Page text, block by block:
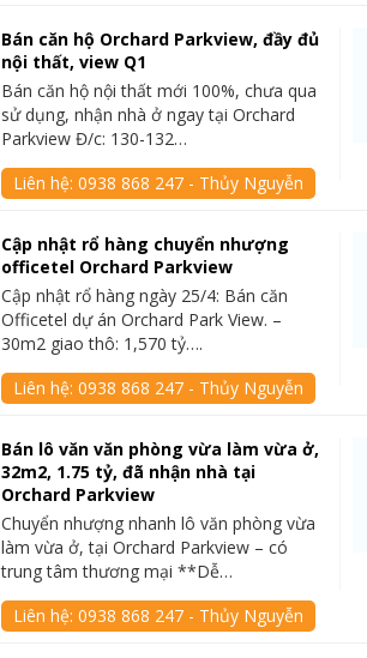
Bán căn hộ Orchard Parkview, đầy đủ
nội thất, view Q1
Bán căn hộ nội thất mới 100%, chưa qua
sử dụng, nhận nhà ở ngay tại Orchard
Parkview Đ/c: 130-132…
Liên hệ:0938 868 247 - Thủy Nguyễn
Cập nhật rổ hàng chuyển nhượng
officetel Orchard Parkview
Cập nhật rổ hàng ngày 25/4: Bán căn
Officetel dự án Orchard Park View. –
30m2 giao thô: 1,570 tỷ….
Liên hệ:0938 868 247 - Thủy Nguyễn
Bán lô văn văn phòng vừa làm vừa ở,
32m2, 1.75 tỷ, đã nhận nhà tại
Orchard Parkview
Chuyển nhượng nhanh lô văn phòng vừa
làm vừa ở, tại Orchard Parkview – có
trung tâm thương mại **Dễ…
Liên hệ:0938 868 247 - Thủy Nguyễn